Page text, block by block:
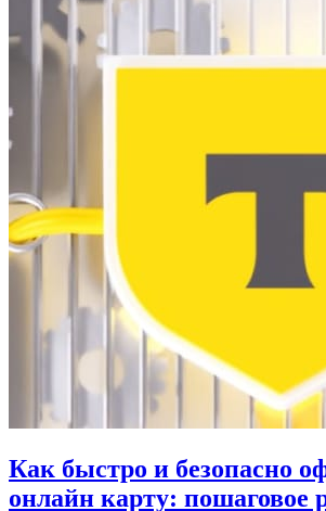
Как быстро и безопасно
онлайн карту: пошаговое